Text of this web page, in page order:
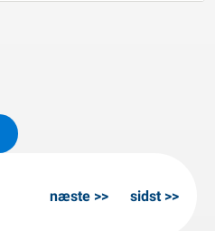
næste sidst